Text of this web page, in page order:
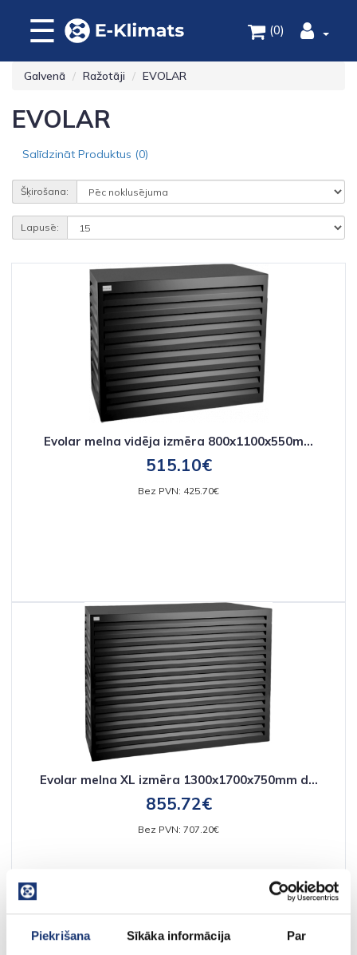
Piekrišana Sīkāka informācija Par
☰ (0)
Galvenā Ražotāji EVOLAR
EVOLAR
Salīdzināt Produktus (0)
Šķirošana:
Lapusē:
Evolar melna vidēja izmēra 800x1100x550m...
515.10€
Bez PVN: 425.70€
Evolar melna XL izmēra 1300x1700x750mm d...
855.72€
Bez PVN: 707.20€